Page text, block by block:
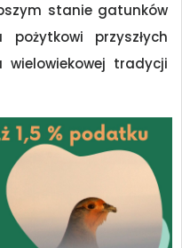
stanie gatunków
przyszłych
tradycji